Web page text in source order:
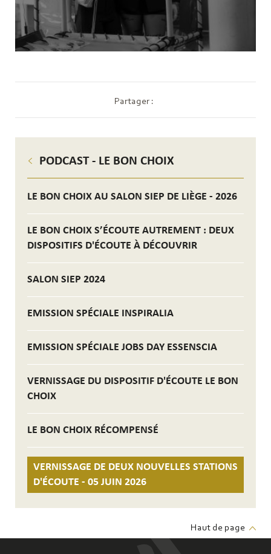
PODCAST - LE BON CHOIX
LE BON CHOIX AU SALON SIEP DE LIÈGE - 2026
LE BON CHOIX S’ÉCOUTE AUTREMENT : DEUX
DISPOSITIFS D'ÉCOUTE À DÉCOUVRIR
SALON SIEP 2024
EMISSION SPÉCIALE INSPIRALIA
EMISSION SPÉCIALE JOBS DAY ESSENSCIA
VERNISSAGE DU DISPOSITIF D'ÉCOUTE LE BON
CHOIX
LE BON CHOIX RÉCOMPENSÉ
VERNISSAGE DE DEUX NOUVELLES STATIONS
D'ÉCOUTE - 05 JUIN 2026
Partager :
Haut de page